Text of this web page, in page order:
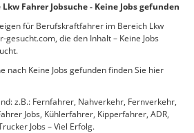
Fahrer Jobsuche - Keine Jobs gefunden
für Berufskraftfahrer im Bereich Lkw
gesucht.com, die den Inhalt – Keine Jobs
nach Keine Jobs gefunden finden Sie hier
z.B.: Fernfahrer, Nahverkehr, Fernverkehr,
Jobs, Kühlerfahrer, Kipperfahrer, ADR,
Jobs – Viel Erfolg.